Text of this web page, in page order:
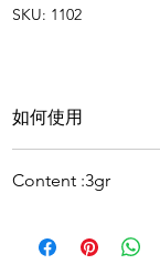
SKU: 1102
如何使用
Content :3gr